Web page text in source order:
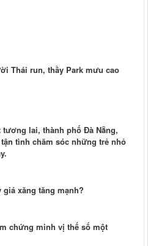
Thái run, thầy Park mưu cao
lai, thành phố Đà Nẵng,
tình chăm sóc những trẻ nhỏ
xăng tăng mạnh?
chứng minh vị thế số một